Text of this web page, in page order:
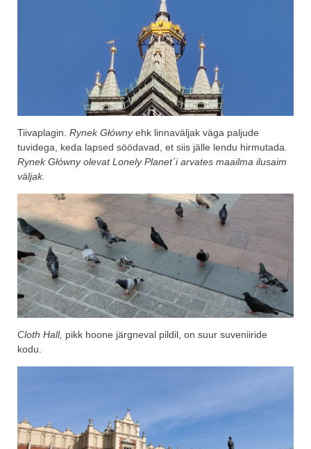
Tiivaplagin. RynekGłównyehk linnaväljak väga paljude
tuvidega, keda lapsed söödavad, et siis jälle lendu hirmutada.
RynekGłównyolevat Lonely Planet´i arvates maailma ilusaim
väljak.
Cloth Hall, pikk hoone järgneval pildil, on suur suveniiride
kodu.